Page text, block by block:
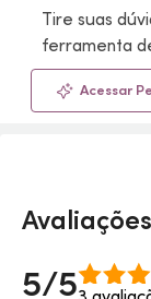
Tire suas
ferramenta
Acessar
Avaliações
5/5